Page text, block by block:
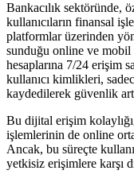
Bankacılık sektöründe,
kullanıcıların finansal
platformlar üzerinden
sunduğu online ve mobil
hesaplarına 7/24 erişim
kullanıcı kimlikleri,
kaydedilerek güvenlik
Bu dijital erişim
işlemlerinin de online
Ancak, bu süreçte
yetkisiz erişimlere karşı